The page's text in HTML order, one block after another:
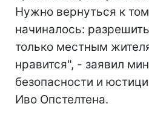
Нужно вернуться к
начиналось:
только местным
нравится", - заявил
безопасности и
Иво Опстелтена.